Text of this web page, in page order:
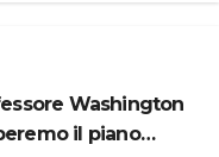
Washington
il piano